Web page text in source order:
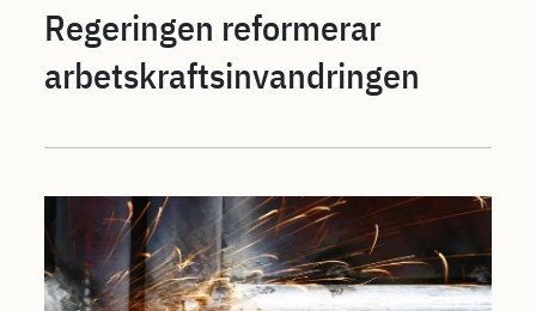
Regeringen reformerar
arbetskraftsinvandringen